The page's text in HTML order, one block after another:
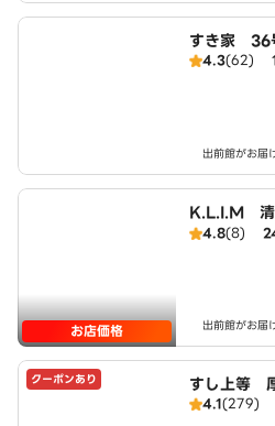
すき家 36
4.3(62)
出前館がお届
お店価格
K.L.I.M 清
4.8(8)
出前館がお届
クーポンあり すし上等
4.1(279)